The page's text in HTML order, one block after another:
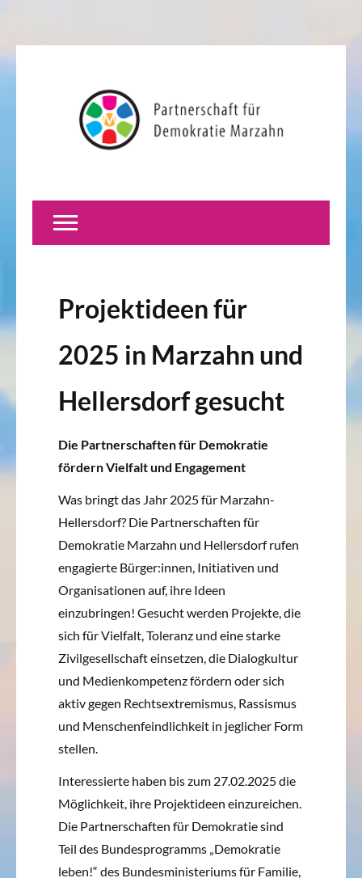
Projektideen für
2025 in Marzahn und
Hellersdorf gesucht
Die Partnerschaften für Demokratie
fördern Vielfalt und Engagement
Was bringt das Jahr 2025 für Marzahn-
Hellersdorf? Die Partnerschaften für
Demokratie Marzahn und Hellersdorf rufen
engagierte Bürger:innen, Initiativen und
Organisationen auf, ihre Ideen
einzubringen! Gesucht werden Projekte, die
sich für Vielfalt, Toleranz und eine starke
Zivilgesellschaft einsetzen, die Dialogkultur
und Medienkompetenz fördern oder sich
aktiv gegen Rechtsextremismus, Rassismus
und Menschenfeindlichkeit in jeglicher Form
stellen.
Interessierte haben bis zum 27.02.2025 die
Möglichkeit, ihre Projektideen einzureichen.
Die Partnerschaften für Demokratie sind
Teil des Bundesprogramms „Demokratie
leben!“ des Bundesministeriums für Familie,